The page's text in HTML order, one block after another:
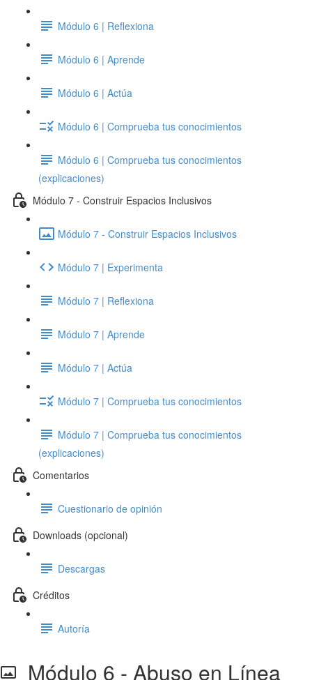
Módulo 6 | Reflexiona
Módulo 6 | Aprende
Módulo 6 | Actúa
Módulo 6 | Comprueba tus conocimientos
Módulo 6 | Comprueba tus conocimientos
(explicaciones)
Módulo 7 - Construir Espacios Inclusivos
Módulo 7 - Construir Espacios Inclusivos
Módulo 7 | Experimenta
Módulo 7 | Reflexiona
Módulo 7 | Aprende
Módulo 7 | Actúa
Módulo 7 | Comprueba tus conocimientos
Módulo 7 | Comprueba tus conocimientos
(explicaciones)
Comentarios
Cuestionario de opinión
Downloads (opcional)
Descargas
Créditos
Autoría
Módulo 6 - Abuso en Línea